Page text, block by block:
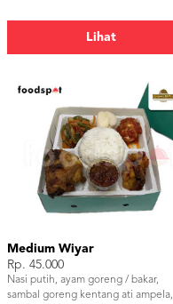
Lihat
Medium Wiyar
Rp. 45.000
Nasi putih, ayam goreng / bakar,
sambal goreng kentang ati ampela,